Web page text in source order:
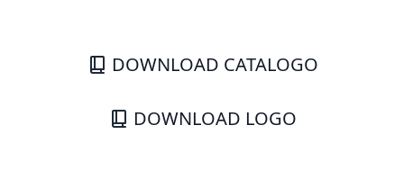
DOWNLOAD CATALOGO
DOWNLOAD LOGO